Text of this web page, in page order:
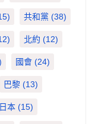
共和黨 (38)
北約 (12)
國會 (24)
巴黎 (13)
日本 (15)